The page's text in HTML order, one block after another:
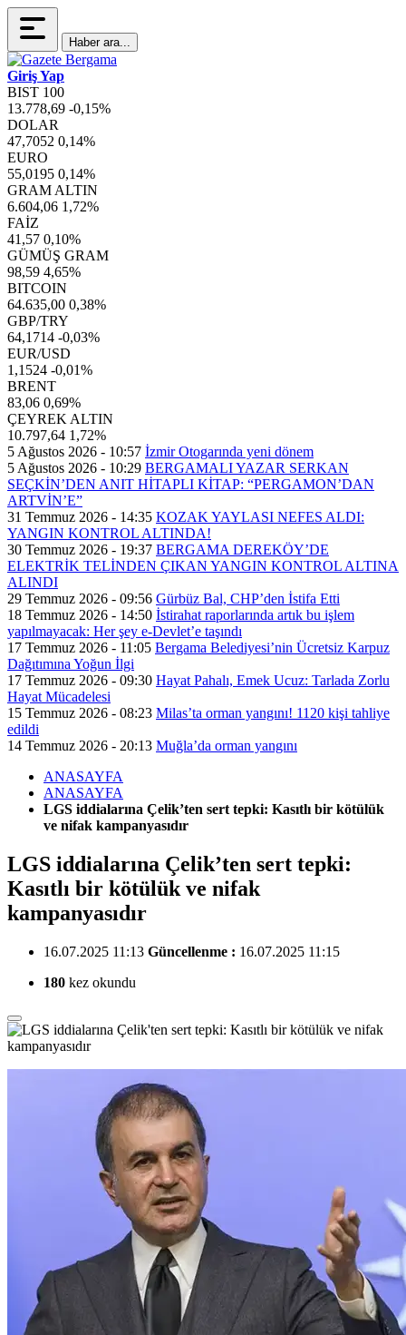
Haber ara...
Giriş Yap
BIST 100
13.778,69 -0,15%
DOLAR
47,7052 0,14%
EURO
55,0195 0,14%
GRAM ALTIN
6.604,06 1,72%
FAİZ
41,57 0,10%
GÜMÜŞ GRAM
98,59 4,65%
BITCOIN
64.635,00 0,38%
GBP/TRY
64,1714 -0,03%
EUR/USD
1,1524 -0,01%
BRENT
83,06 0,69%
ÇEYREK ALTIN
10.797,64 1,72%
5 Ağustos 2026 - 10:57 İzmir Otogarında yeni dönem
5 Ağustos 2026 - 10:29 BERGAMALI YAZAR SERKAN
SEÇKİN’DEN ANIT HİTAPLI KİTAP: “PERGAMON’DAN
ARTVİN’E”
31 Temmuz 2026 - 14:35 KOZAK YAYLASI NEFES ALDI:
YANGIN KONTROL ALTINDA!
30 Temmuz 2026 - 19:37 BERGAMA DEREKÖY’DE
ELEKTRİK TELİNDEN ÇIKAN YANGIN KONTROL ALTINA
ALINDI
29 Temmuz 2026 - 09:56 Gürbüz Bal, CHP’den İstifa Etti
18 Temmuz 2026 - 14:50 İstirahat raporlarında artık bu işlem
yapılmayacak: Her şey e-Devlet’e taşındı
17 Temmuz 2026 - 11:05 Bergama Belediyesi’nin Ücretsiz Karpuz
Dağıtımına Yoğun İlgi
17 Temmuz 2026 - 09:30 Hayat Pahalı, Emek Ucuz: Tarlada Zorlu
Hayat Mücadelesi
15 Temmuz 2026 - 08:23 Milas’ta orman yangını! 1120 kişi tahliye
edildi
14 Temmuz 2026 - 20:13 Muğla’da orman yangını
ANASAYFA
ANASAYFA
LGS iddialarına Çelik’ten sert tepki: Kasıtlı bir kötülük
ve nifak kampanyasıdır
LGS iddialarına Çelik’ten sert tepki:
Kasıtlı bir kötülük ve nifak
kampanyasıdır
16.07.2025 11:13 Güncellenme : 16.07.2025 11:15
180 kez okundu